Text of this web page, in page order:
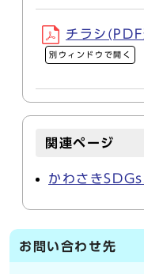
チラシ
別ウィンドウで開く
関連ページ
かわさき
お問い合わせ先